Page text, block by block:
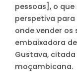
pessoas], o
perspetiva
onde vender os
embaixadora
Gustava,
moçambicana.